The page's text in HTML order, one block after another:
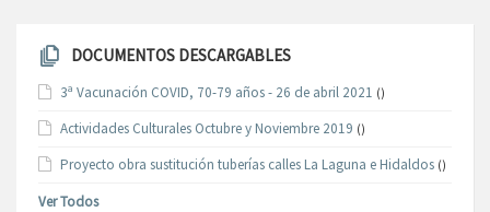
DOCUMENTOS DESCARGABLES
3ª Vacunación COVID, 70-79 años - 26 de abril 2021 ()
Actividades Culturales Octubre y Noviembre 2019 ()
Proyecto obra sustitución tuberías calles La Laguna e Hidaldos ()
Ver Todos